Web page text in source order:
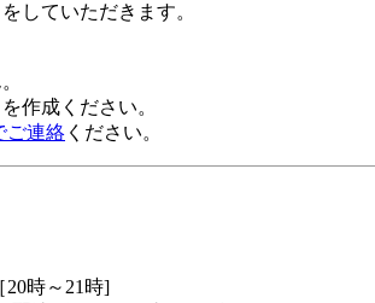
していただきます。
作成ください。
ご連絡 ください。
20時～21時]